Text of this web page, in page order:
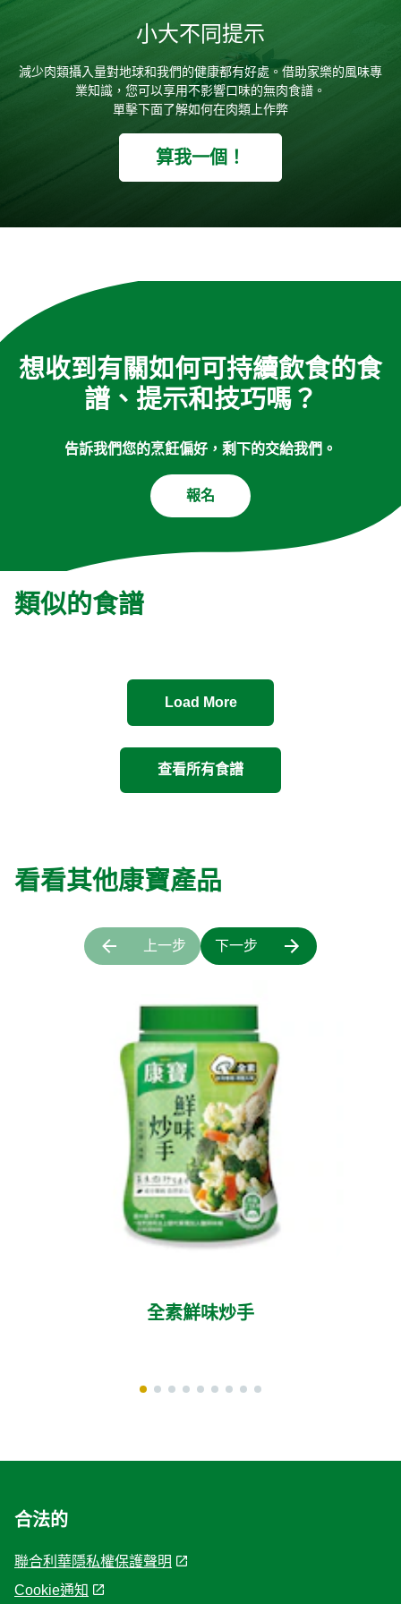
小大不同提示
減少肉類攝入量對地球和我們的健康都有好處。借助家樂的風味專
業知識，您可以享用不影響口味的無肉食譜。
單擊下面了解如何在肉類上作弊
算我一個！
想收到有關如何可持續飲食的食
譜、提示和技巧嗎？
告訴我們您的烹飪偏好，剩下的交給我們。
報名
類似的食譜
Load More
查看所有食譜
看看其他康寶產品
全素鮮味炒手
上一步 下一步
合法的
聯合利華隱私權保護聲明
Cookie通知